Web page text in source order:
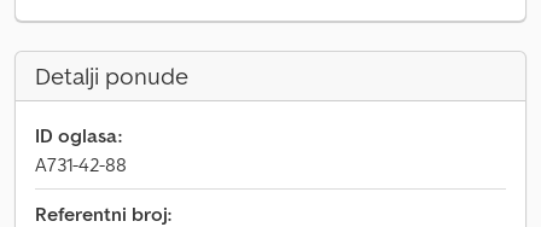
Detalji ponude
ID oglasa:
A731-42-88
Referentni broj: